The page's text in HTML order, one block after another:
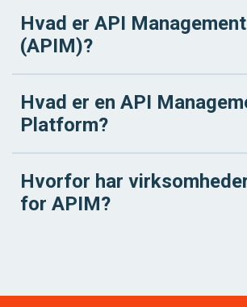
Hvad er API Management
(APIM)?
Hvad er en API
Platform?
Hvorfor har
for APIM?